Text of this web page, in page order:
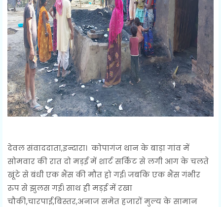
देवल संवाददाता,इन्दारा। कोपागंज थान के बाड़ा गांव में
सोमवार की रात दो मड़ई में शार्ट सर्किट से लगी आग के चलते
खूंटे से बंधी एक भैंस की मौत हो गई। जबकि एक भैंस गंभीर
रुप से झुलस गई। साथ ही मड़ई में रखा
चौकी,चारपाई,बिस्तर,अनाज समेत हजारों मुल्य के सामान